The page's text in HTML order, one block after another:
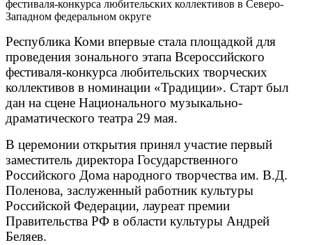
Республика Коми впервые стала площадкой для
проведения зонального этапа Всероссийского
фестиваля-конкурса любительских творческих
коллективов в номинации «Традиции». Старт был
дан на сцене Национального музыкально-
драматического театра 29 мая.
В церемонии открытия принял участие первый
заместитель директора Государственного
Российского Дома народного творчества им. В.Д.
Поленова, заслуженный работник культуры
Российской Федерации, лауреат премии
Правительства РФ в области культуры Андрей
Беляев.